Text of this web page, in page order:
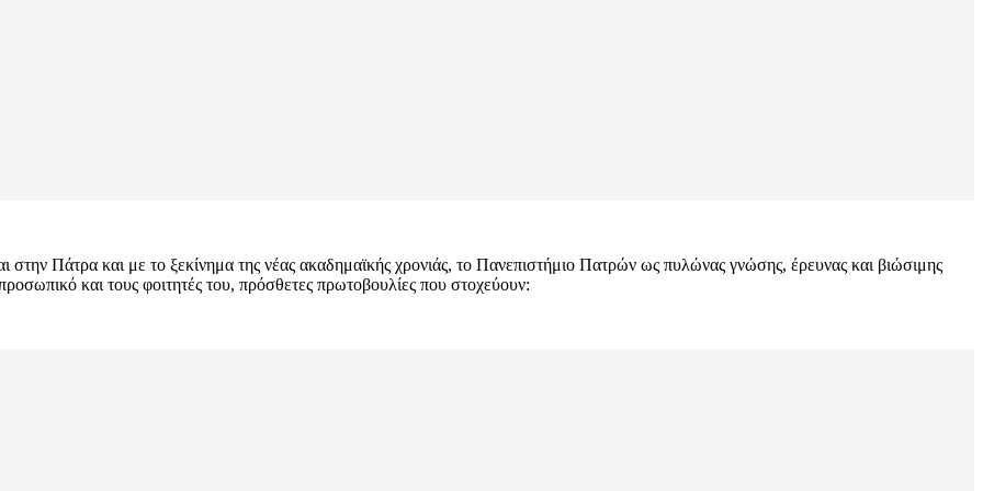
στην Πάτρα και με το ξεκίνημα της νέας ακαδημαϊκής χρονιάς, το Πανεπιστήμιο Πατρών ως πυλώνας γνώσης, έρευνας και βιώσιμης
και τους φοιτητές του, πρόσθετες πρωτοβουλίες που στοχεύουν: